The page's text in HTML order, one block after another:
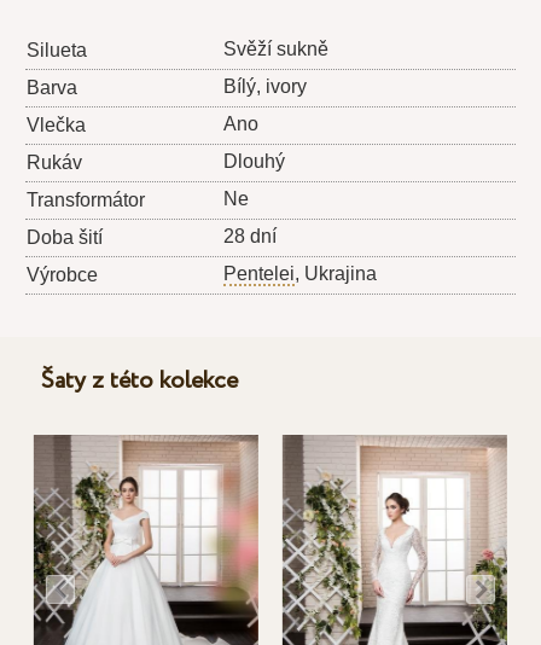
Silueta
Svěží sukně
Barva
Bílý, ivory
Vlečka
Ano
Rukáv
Dlouhý
Transformátor
Ne
Doba šití
28 dní
Výrobce
Pentelei, Ukrajina
Šaty z této kolekce